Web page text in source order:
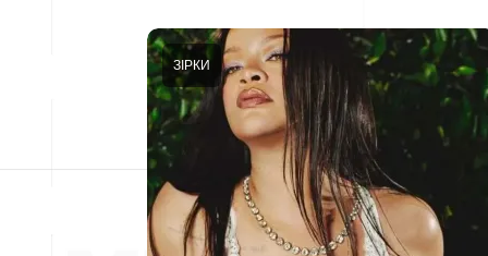
ЗІРКИ